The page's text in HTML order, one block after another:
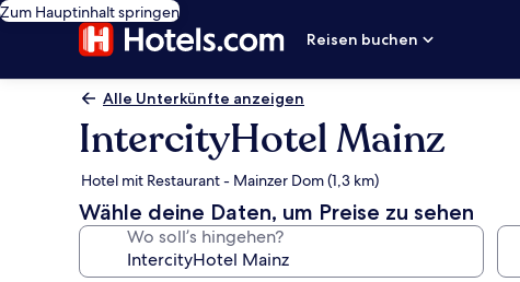
Zum Hauptinhalt springen
Reisen buchen
Alle Unterkünfte anzeigen
IntercityHotel Mainz
Hotel mit Restaurant - Mainzer Dom (1,3 km)
Wähle deine Daten, um Preise zu sehen
Wo soll’s hingehen?